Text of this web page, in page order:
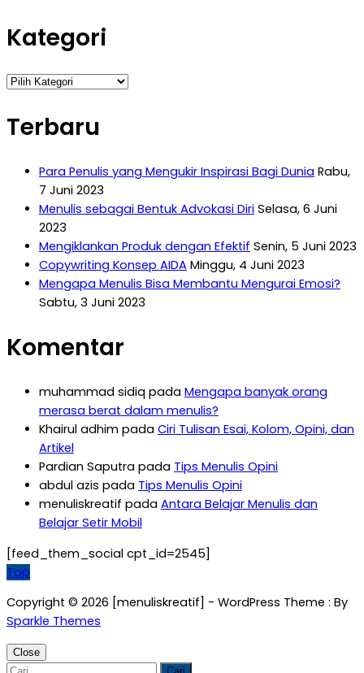
Kategori
Kategori
Terbaru
Para Penulis yang Mengukir Inspirasi Bagi Dunia Rabu,
7 Juni 2023
Menulis sebagai Bentuk Advokasi Diri Selasa, 6 Juni
2023
Mengiklankan Produk dengan Efektif Senin, 5 Juni 2023
Copywriting Konsep AIDA Minggu, 4 Juni 2023
Mengapa Menulis Bisa Membantu Mengurai Emosi?
Sabtu, 3 Juni 2023
Komentar
muhammad sidiq pada Mengapa banyak orang
merasa berat dalam menulis?
Khairul adhim pada Ciri Tulisan Esai, Kolom, Opini, dan
Artikel
Pardian Saputra pada Tips Menulis Opini
abdul azis pada Tips Menulis Opini
menuliskreatif pada Antara Belajar Menulis dan
Belajar Setir Mobil
[feed_them_social cpt_id=2545]
Top
Copyright © 2026 [menuliskreatif] - WordPress Theme : By
Sparkle Themes
Close
Cari